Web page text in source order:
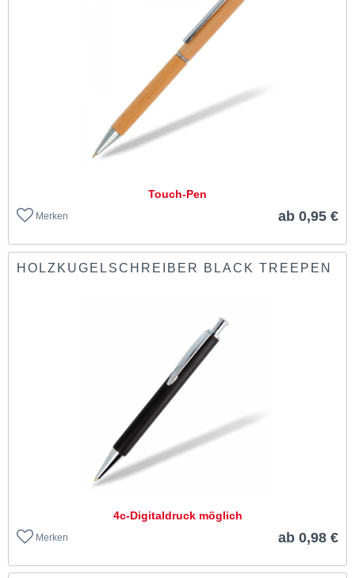
Touch-Pen
Merken ab 0,95 €
HOLZKUGELSCHREIBER BLACK TREEPEN
4c-Digitaldruck möglich
Merken ab 0,98 €